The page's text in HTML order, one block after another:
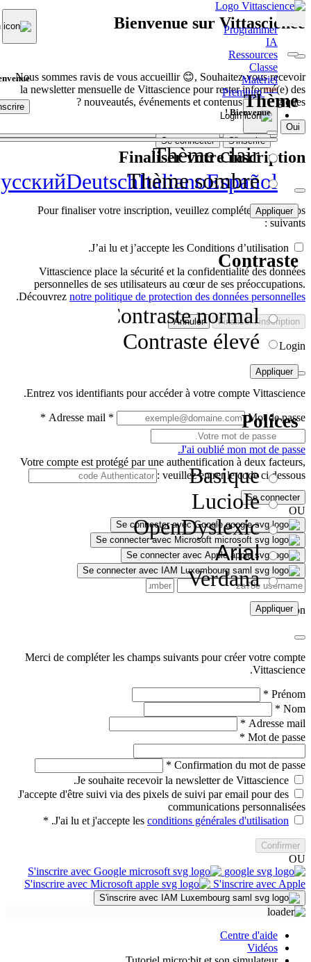
Bienvenue sur Vittascience
Nous sommes ravis de vous accueillir 😊, Souhaitez-vous recevoir
la newsletter mensuelle de Vittascience pour rester informé(e) des
nouveautés, événements et contenus pédagogiques ?
Oui
Finaliser votre inscription
Pour finaliser votre inscription, veuillez compléter les champs
suivants :
J’ai lu et j’accepte les Conditions d’utilisation.
Vittascience place la sécurité et la confidentialité des données
personnelles de ses utilisateurs au cœur de ses préoccupations.
Découvrez notre politique de protection des données personnelles
.
Finaliser l’inscription
Annuler
Login
Entrez vos identifiants pour accéder à votre compte Vittascience.
Adresse mail * Mot de passe
*
J'ai oublié mon mot de passe.
Votre compte est protégé par une authentification à deux facteurs,
veuillez entrer le code ci dessous :
Se connecter
OU
Se connecter avec Google
Se connecter avec Microsoft
Se connecter avec Apple
Se connecter avec IAM Luxembourg
Inscription
Merci de compléter les champs suivants pour créer votre compte
Vittascience.
Prénom
*
Nom
*
Adresse mail
*
Mot de passe
*
Confirmation du mot de passe
*
Je souhaite recevoir la newsletter de Vittascience.
J'accepte d'être suivi via des pixels de suivi par email pour des
communications personnalisées
J'ai lu et j'accepte les conditions générales d'utilisation
.
*
Confirmer
OU
S'inscrire avec Google
S'inscrire avec Microsoft
S'inscrire avec Apple
S'inscrire avec IAM Luxembourg
!
Programmer
IA
Ressources
Classe
Matériel
PremiumNEW
Bienvenue !
S'inscrire
Se connecter
Thème
Thème clair
Thème sombre
Appliquer
Contraste
Contraste normal
Contraste élevé
Appliquer
Polices
Basique
Luciole
OpenDyslexic
Arial
Verdana
Appliquer
DeutschItalianoEspañol
Centre d'aide
Vidéos